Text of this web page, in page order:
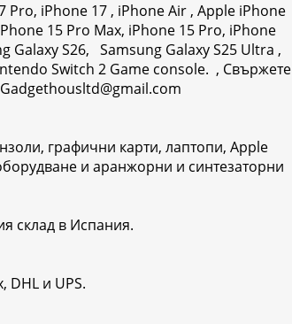
iPhone 17 , iPhone Air , Apple iPhone
15 Pro Max, iPhone 15 Pro, iPhone
Galaxy S26, Samsung Galaxy S25 Ultra ,
Switch 2 Game console. , Свържете
Gadgethousltd@gmail.com
графични карти, лаптопи, Apple
и аранжорни и синтезаторни
склад в Испания.
DHL и UPS.